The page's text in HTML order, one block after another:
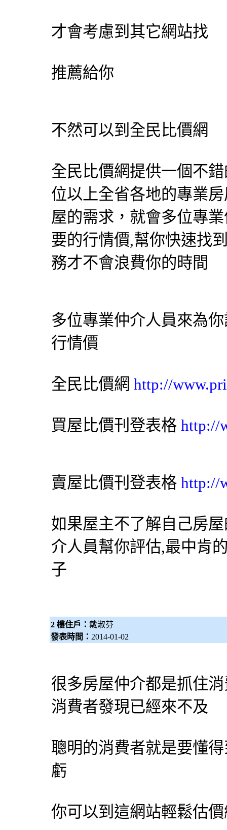
才會考慮到其它網站找
推薦給你
不然可以到全民比價網
全民比價網提供一個不
位以上全省各地的專業
屋的需求，就會多位專
要的行情價,幫你快速找
務才不會浪費你的時間
多位專業仲介人員來為
行情價
全民比價網 http://
買屋比價刊登表格 http://
賣屋比價刊登表格 http://
如果屋主不了解自己房
介人員幫你評估,最中肯
子
2 樓住戶： 戴淑芬
發表時間： 2014-01-02
很多房屋仲介都是抓住
消費者發現已經來不及
聰明的消費者就是要懂
虧
你可以到這網站輕鬆估